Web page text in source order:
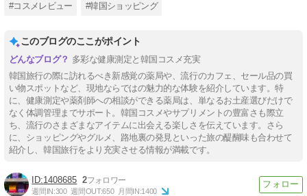
#コスメレビュー #韓国ショッピング
このブログのここがポイント
多彩な健康測定と韓国コスメ充実
韓国旅行の際に訪れるべき新感覚の薬局や、流行のカフェ、セール品の買
い物スポットなど、現地ならではの魅力的な体験を紹介しています。特
に、健康測定や薬剤師への相談ができる薬局は、単なるお土産選びだけで
なく体調管理までサポート。韓国コスメやサプリメントの豊富さも際立
ち、流行のさまざまなアイテムに出会える楽しさを伝えています。さら
に、ショッピングやグルメ、路地裏の発見といった旅の醍醐味も合わせて
紹介し、韓国旅行をより充実させる情報が満載です。
1408685 2
週間IN:300 週間OUT:650 月間IN:1400